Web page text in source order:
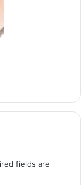
fields are